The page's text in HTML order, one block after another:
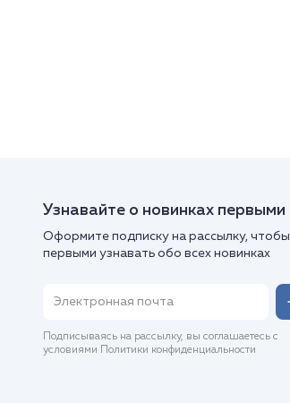
Узнавайте о новинках первыми
Оформите подписку на рассылку, чтобы
первыми узнавать обо всех новинках
Подписываясь на рассылку, вы соглашаетесь с
условиями Политики конфиденциальности